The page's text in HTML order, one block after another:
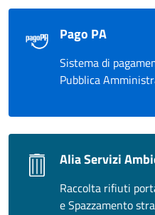
Pago PA
Sistema di
Pubblica
Alia Servizi
Raccolta rifiuti
e Spazzamento